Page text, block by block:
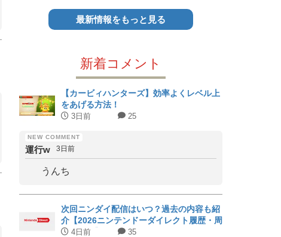
最新情報をもっと見る
新着コメント
【カービィハンターズ】効率よくレベル上
をあげる方法！
3日前 25
運行w 3日前
うんち
次回ニンダイ配信はいつ？過去の内容も紹
介【2026ニンテンドーダイレクト履歴・周
期まとめ】
4日前 35